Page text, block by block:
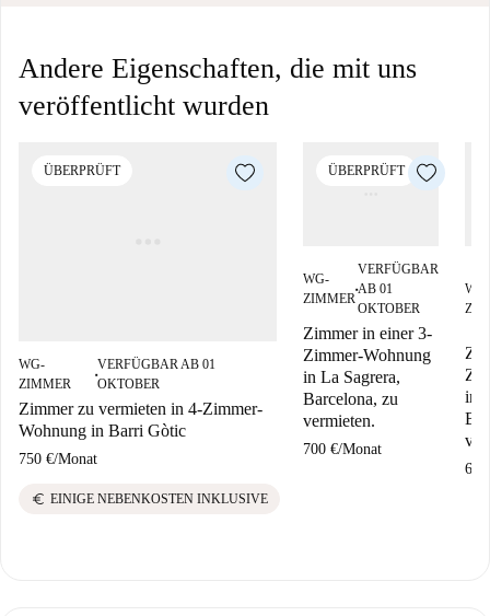
Andere Eigenschaften, die mit uns
veröffentlicht wurden
ÜBERPRÜFT
WG-
ZIMMER
■
VERFÜGBAR AB 01
OKTOBER
Zimmer zu vermieten in 4-Zimmer-
Wohnung in Barri Gòtic
750 €/Monat
euro EINIGE NEBENKOSTEN INKLUSIVE
ÜBERPRÜFT
WG-
ZIMMER
■
VERFÜGBAR
AB 01
OKTOBER
Zimmer in einer 3-
Zimmer-Wohnung
in La Sagrera,
Barcelona, zu
vermieten.
700 €/Monat
WG-
in